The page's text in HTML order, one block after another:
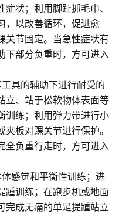
状；利用脚趾抓毛巾、
，以改善循环，促进愈
关节固定。当急性症状有
下部分负重时，方可进入
具的辅助下进行耐受的
立、站于松软物体表面等
训练；利用弹力带进行小
板对踝关节进行保护。
全负重行走时，方可进入
感觉和平衡性训练；进
踵训练；在跑步机或地面
完成无痛的单足提踵站立